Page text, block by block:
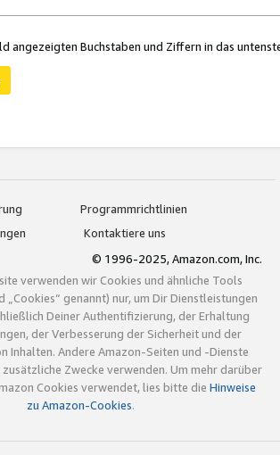
angezeigten Buchstaben und Ziffern in das
Programmrichtlinien
Kontaktiere uns
© 1996-2025, Amazon.com, Inc.
verwenden wir Cookies und ähnliche Tools
„Cookies“ genannt) nur, um Dir Dienstleistungen
Deiner Authentifizierung, der Erhaltung
der Verbesserung der Sicherheit und der
Inhalten. Andere Amazon-Seiten und -Dienste
Zwecke verwenden. Um mehr darüber
Cookies verwendet, lies bitte die Hinweise
zu Amazon-Cookies.